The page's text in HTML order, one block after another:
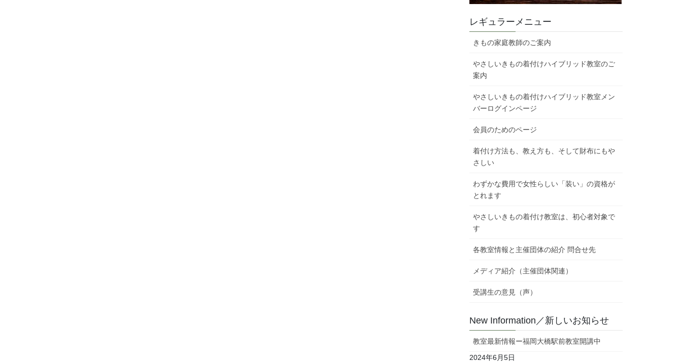
レギュラーメニュー
きもの家庭教師のご案内
やさしいきもの着付けハイブリッド教室のご
案内
やさしいきもの着付けハイブリッド教室メン
バーログインページ
会員のためのページ
着付け方法も、教え方も、そして財布にもや
さしい
わずかな費用で女性らしい「装い」の資格が
とれます
やさしいきもの着付け教室は、初心者対象で
す
各教室情報と主催団体の紹介 問合せ先
メディア紹介（主催団体関連）
受講生の意見（声）
New Information／新しいお知らせ
教室最新情報ー福岡大橋駅前教室開講中
2024年6月5日